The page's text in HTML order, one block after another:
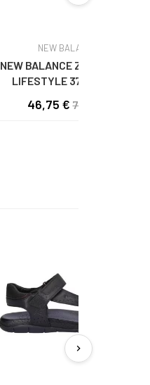
NEW BALANCE
NEW BALANCE ZAPATILLAS
LIFESTYLE 373V2 CON
46,75 €70,00 €
chevron_right